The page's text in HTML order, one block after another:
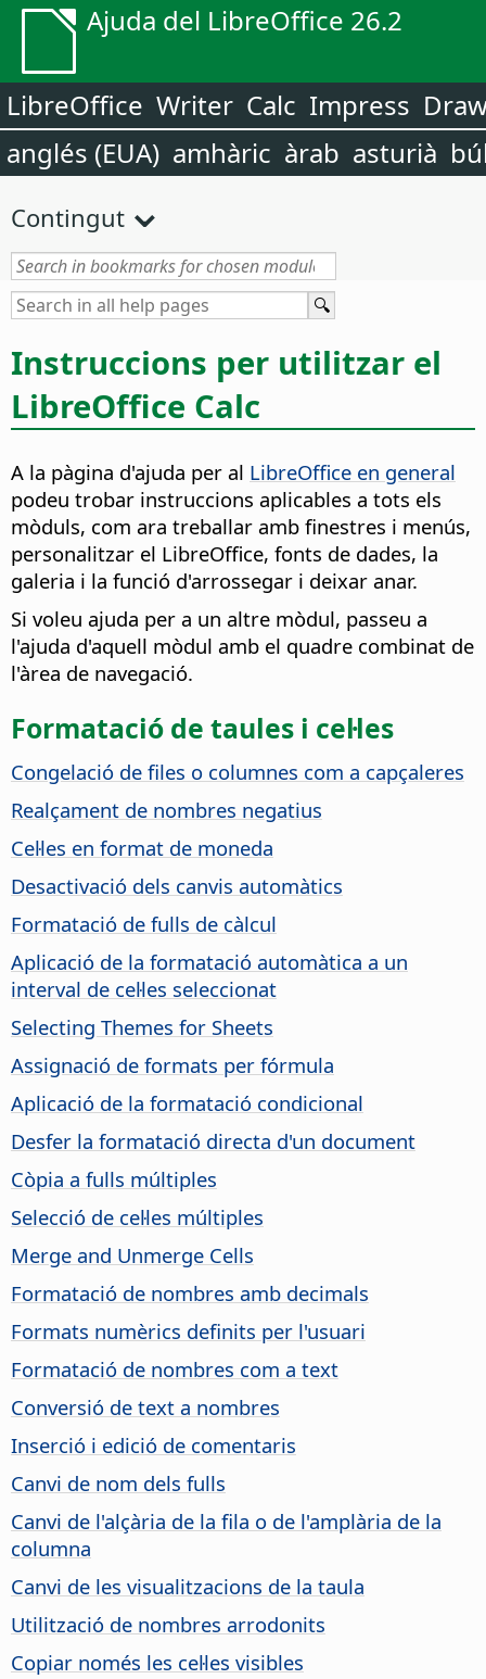
Ajuda del LibreOffice 26.2
LibreOffice Writer Calc Impress
anglés (EUA) amhàric àrab asturià
Contingut
Instruccions per utilitzar el
LibreOffice Calc
A la pàgina d'ajuda per al LibreOffice en general
podeu trobar instruccions aplicables a tots els
mòduls, com ara treballar amb finestres i menús,
personalitzar el LibreOffice, fonts de dades, la
galeria i la funció d'arrossegar i deixar anar.
Si voleu ajuda per a un altre mòdul, passeu a
l'ajuda d'aquell mòdul amb el quadre combinat de
l'àrea de navegació.
Formatació de taules i cel·les
Congelació de files o columnes com a capçaleres
Realçament de nombres negatius
Cel·les en format de moneda
Desactivació dels canvis automàtics
Formatació de fulls de càlcul
Aplicació de la formatació automàtica a un
interval de cel·les seleccionat
Selecting Themes for Sheets
Assignació de formats per fórmula
Aplicació de la formatació condicional
Desfer la formatació directa d'un document
Còpia a fulls múltiples
Selecció de cel·les múltiples
Merge and Unmerge Cells
Formatació de nombres amb decimals
Formats numèrics definits per l'usuari
Formatació de nombres com a text
Conversió de text a nombres
Inserció i edició de comentaris
Canvi de nom dels fulls
Canvi de l'alçària de la fila o de l'amplària de la
columna
Canvi de les visualitzacions de la taula
Utilització de nombres arrodonits
Copiar només les cel·les visibles